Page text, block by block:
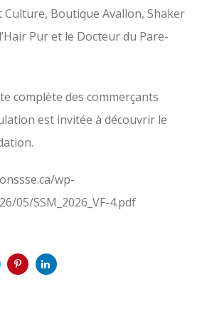
Culture, Boutique Avallon, Shaker
Pur et le Docteur du Pare-
complète des commerçants
est invitée à découvrir le
wp-
05/SSM_2026_VF-4.pdf